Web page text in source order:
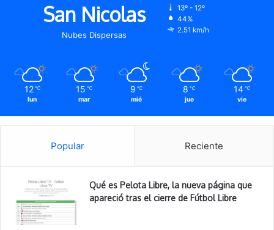
San Nicolas
Nubes Dispersas
13º - 12º
44%
2.51 km/h
12 ℃
lun
15 ℃
mar
9 ℃
mié
8 ℃
jue
14 ℃
vie
Popular Reciente
Qué es Pelota Libre, la nueva página que
apareció tras el cierre de Fútbol Libre